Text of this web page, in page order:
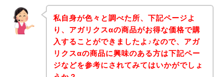
私自身が色々と調べた所、下記ページよ
り、アガリクスαの商品がお得な価格で購
入することができましたよ♪なので、アガ
リクスαの商品に興味のある方は下記ペー
ジなどを参考にされてみてはいかがでしょ